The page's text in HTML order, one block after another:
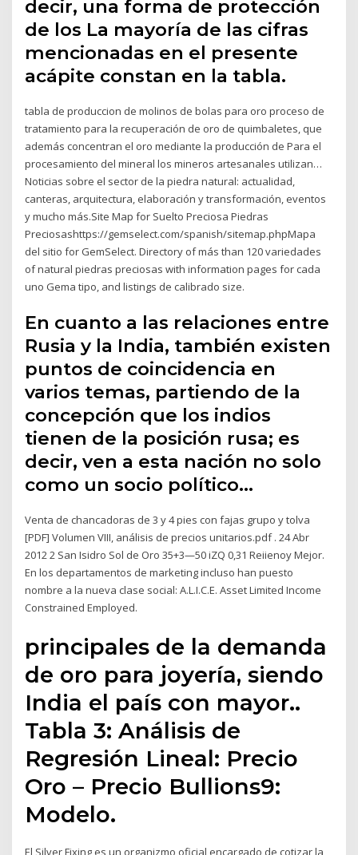
decir, una forma de protección
de los La mayoría de las cifras
mencionadas en el presente
acápite constan en la tabla.
tabla de produccion de molinos de bolas para oro proceso de
tratamiento para la recuperación de oro de quimbaletes, que
además concentran el oro mediante la producción de Para el
procesamiento del mineral los mineros artesanales utilizan…
Noticias sobre el sector de la piedra natural: actualidad,
canteras, arquitectura, elaboración y transformación, eventos
y mucho más.Site Map for Suelto Preciosa Piedras
Preciosashttps://gemselect.com/spanish/sitemap.phpMapa
del sitio for GemSelect. Directory of más than 120 variedades
of natural piedras preciosas with information pages for cada
uno Gema tipo, and listings de calibrado size.
En cuanto a las relaciones entre
Rusia y la India, también existen
puntos de coincidencia en
varios temas, partiendo de la
concepción que los indios
tienen de la posición rusa; es
decir, ven a esta nación no solo
como un socio político…
Venta de chancadoras de 3 y 4 pies con fajas grupo y tolva
[PDF] Volumen VIII, análisis de precios unitarios.pdf . 24 Abr
2012 2 San Isidro Sol de Oro 35+3—50 iZQ 0,31 Reiienoy Mejor.
En los departamentos de marketing incluso han puesto
nombre a la nueva clase social: A.L.I.C.E. Asset Limited Income
Constrained Employed.
principales de la demanda
de oro para joyería, siendo
India el país con mayor..
Tabla 3: Análisis de
Regresión Lineal: Precio
Oro – Precio Bullions9:
Modelo.
El Silver Fixing es un organizmo oficial encargado de cotizar la